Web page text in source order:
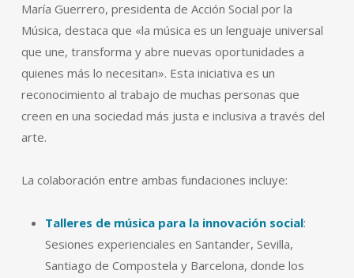
María Guerrero, presidenta de Acción Social por la
Música, destaca que «la música es un lenguaje universal
que une, transforma y abre nuevas oportunidades a
quienes más lo necesitan». Esta iniciativa es un
reconocimiento al trabajo de muchas personas que
creen en una sociedad más justa e inclusiva a través del
arte.
La colaboración entre ambas fundaciones incluye:
Talleres de música para la innovación social:
Sesiones experienciales en Santander, Sevilla,
Santiago de Compostela y Barcelona, donde los